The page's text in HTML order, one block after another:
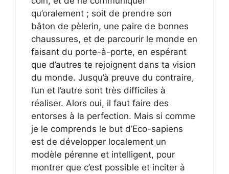
qu’oralement ; soit de prendre son
bâton de pèlerin, une paire de bonnes
chaussures, et de parcourir le monde en
faisant du porte-à-porte, en espérant
que d’autres te rejoignent dans ta vision
du monde. Jusqu’à preuve du contraire,
l’un et l’autre sont très difficiles à
réaliser. Alors oui, il faut faire des
entorses à la perfection. Mais si comme
je le comprends le but d’Eco-sapiens
est de développer localement un
modèle pérenne et intelligent, pour
montrer que c’est possible et inciter à